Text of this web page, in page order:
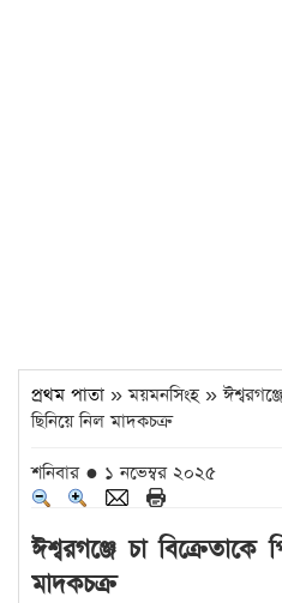
প্রথম পাতা » ময়মনসিংহ » ঈশ্বরগঞ্জে
ছিনিয়ে নিল মাদকচক্র
শনিবার ● ১ নভেম্বর ২০২৫
ঈশ্বরগঞ্জে চা বিক্রেতাকে
মাদকচক্র